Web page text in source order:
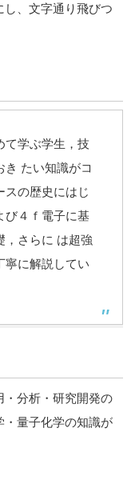
、文字通り飛びつ
て学ぶ学生，技
たい知識がコ
スの歴史にはじ
び４ｆ電子に基
，さらに は超強
寧に解説してい
分析・研究開発の
・量子化学の知識が